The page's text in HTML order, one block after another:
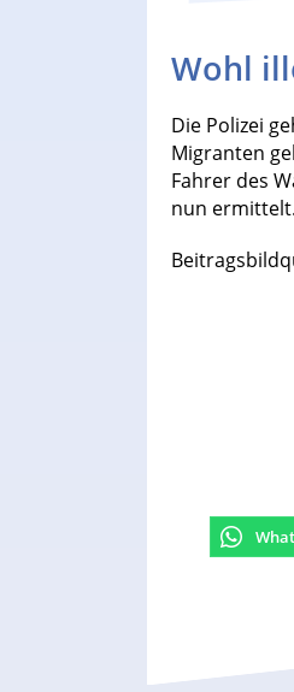
Wohl
Die Polizei
Migranten
Fahrer des
nun ermittelt.